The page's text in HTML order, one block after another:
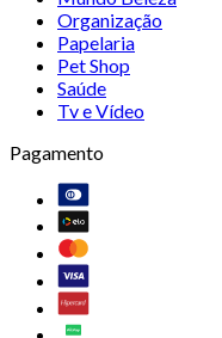
Organização
Papelaria
Pet Shop
Saúde
Tv e Vídeo
Pagamento